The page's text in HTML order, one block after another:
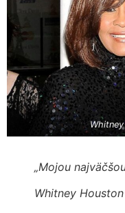
„Mojou
Whitney Houston